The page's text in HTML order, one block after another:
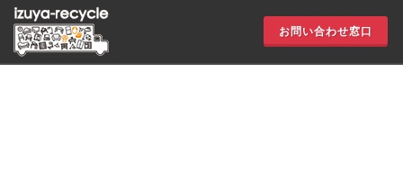
お問い合わせ窓口